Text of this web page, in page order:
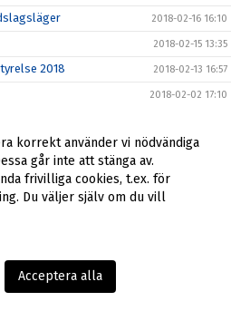
2018-02-16 16:10
2018-02-15 13:35
2018 2018-02-13 16:57
2018-02-02 17:10
2018-01-24 17:28
2018-01-04 15:38
gymnasium den 13
korrekt använder vi nödvändiga
går inte att stänga av.
frivilliga cookies, t.ex. för
Du väljer själv om du vill
Acceptera alla